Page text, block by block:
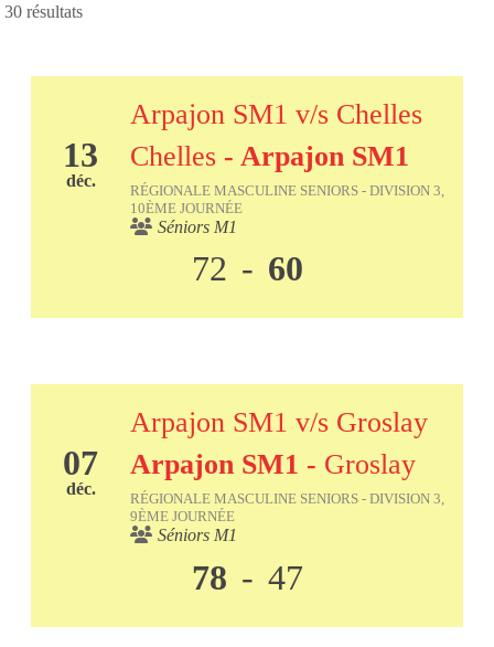
30 résultats
13
déc.
Arpajon SM1 v/s Chelles
Chelles - Arpajon SM1
RÉGIONALE MASCULINE SENIORS - DIVISION 3,
10ÈME JOURNÉE
Séniors M1
72 - 60
07
déc.
Arpajon SM1 v/s Groslay
Arpajon SM1 - Groslay
RÉGIONALE MASCULINE SENIORS - DIVISION 3,
9ÈME JOURNÉE
Séniors M1
78 - 47